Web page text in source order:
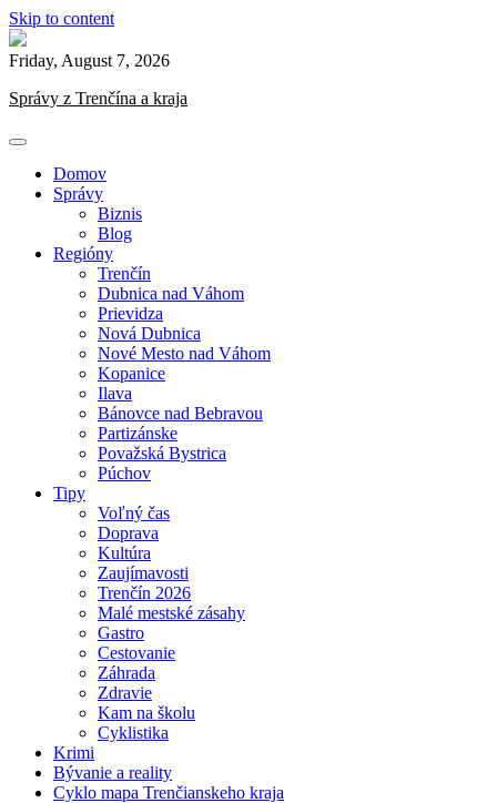
Skip to content
Friday, August 7, 2026
Správy z Trenčína a kraja
Domov
Správy
Biznis
Blog
Regióny
Trenčín
Dubnica nad Váhom
Prievidza
Nová Dubnica
Nové Mesto nad Váhom
Kopanice
Ilava
Bánovce nad Bebravou
Partizánske
Považská Bystrica
Púchov
Tipy
Voľný čas
Doprava
Kultúra
Zaujímavosti
Trenčín 2026
Malé mestské zásahy
Gastro
Cestovanie
Záhrada
Zdravie
Kam na školu
Cyklistika
Krimi
Bývanie a reality
Cyklo mapa Trenčianskeho kraja